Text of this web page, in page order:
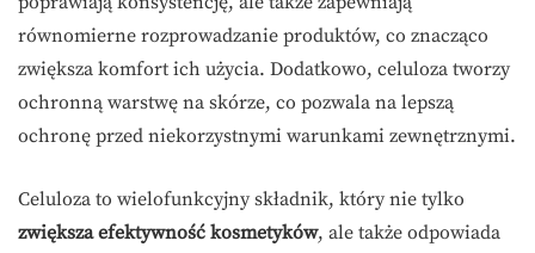
równomierne rozprowadzanie produktów, co znacząco
zwiększa komfort ich użycia. Dodatkowo, celuloza tworzy
ochronną warstwę na skórze, co pozwala na lepszą
ochronę przed niekorzystnymi warunkami zewnętrznymi.
Celuloza to wielofunkcyjny składnik, który nie tylko
zwiększa efektywność kosmetyków, ale także odpowiada